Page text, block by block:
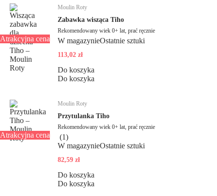
Atrakcyjna cena
Moulin Roty
Zabawka wisząca Tiho
Rekomendowany wiek 0+ lat, prać ręcznie
W magazynieOstatnie sztuki
113,02 zł
Do koszyka
Do koszyka
Atrakcyjna cena
Moulin Roty
Przytulanka Tiho
Rekomendowany wiek 0+ lat, prać ręcznie
(1)
W magazynieOstatnie sztuki
82,59 zł
Do koszyka
Do koszyka